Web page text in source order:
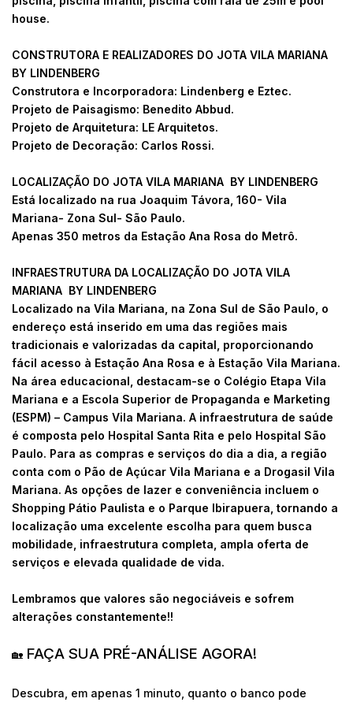
house.
CONSTRUTORA E REALIZADORES DO JOTA VILA MARIANA
BY LINDENBERG
Construtora e Incorporadora: Lindenberg e Eztec.
Projeto de Paisagismo: Benedito Abbud.
Projeto de Arquitetura: LE Arquitetos.
Projeto de Decoração: Carlos Rossi.
LOCALIZAÇÃO DO JOTA VILA MARIANA BY LINDENBERG
Está localizado na rua Joaquim Távora, 160- Vila
Mariana- Zona Sul- São Paulo.
Apenas 350 metros da Estação Ana Rosa do Metrô.
INFRAESTRUTURA DA LOCALIZAÇÃO DO JOTA VILA
MARIANA BY LINDENBERG
Localizado na Vila Mariana, na Zona Sul de São Paulo, o
endereço está inserido em uma das regiões mais
tradicionais e valorizadas da capital, proporcionando
fácil acesso à Estação Ana Rosa e à Estação Vila Mariana.
Na área educacional, destacam-se o Colégio Etapa Vila
Mariana e a Escola Superior de Propaganda e Marketing
(ESPM) – Campus Vila Mariana. A infraestrutura de saúde
é composta pelo Hospital Santa Rita e pelo Hospital São
Paulo. Para as compras e serviços do dia a dia, a região
conta com o Pão de Açúcar Vila Mariana e a Drogasil Vila
Mariana. As opções de lazer e conveniência incluem o
Shopping Pátio Paulista e o Parque Ibirapuera, tornando a
localização uma excelente escolha para quem busca
mobilidade, infraestrutura completa, ampla oferta de
serviços e elevada qualidade de vida.
Lembramos que valores são negociáveis e sofrem
alterações constantemente!!
🏡 FAÇA SUA PRÉ-ANÁLISE AGORA!
Descubra, em apenas 1 minuto, quanto o banco pode